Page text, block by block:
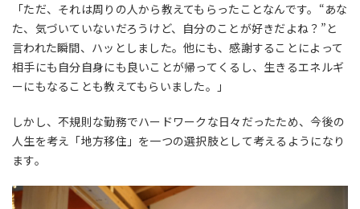
「ただ、それは周りの人から教えてもらったことなんです。“あな
た、気づいていないだろうけど、自分のことが好きだよね？”と
言われた瞬間、ハッとしました。他にも、感謝することによって
相手にも自分自身にも良いことが帰ってくるし、生きるエネルギ
ーにもなることも教えてもらいました。」
しかし、不規則な勤務でハードワークな日々だったため、今後の
人生を考え「地方移住」を一つの選択肢として考えるようになり
ます。